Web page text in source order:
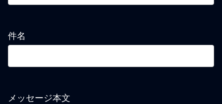
件名
メッセージ本文